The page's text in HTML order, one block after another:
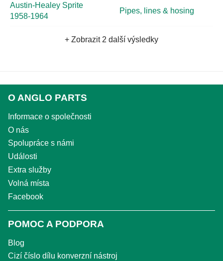
Austin-Healey Sprite
1958-1964
Pipes, lines & hosing
+ Zobrazit 2 další výsledky
O ANGLO PARTS
Informace o společnosti
O nás
Spolupráce s námi
Události
Extra služby
Volná místa
Facebook
POMOC A PODPORA
Blog
Cizí číslo dílu konverzní nástroj